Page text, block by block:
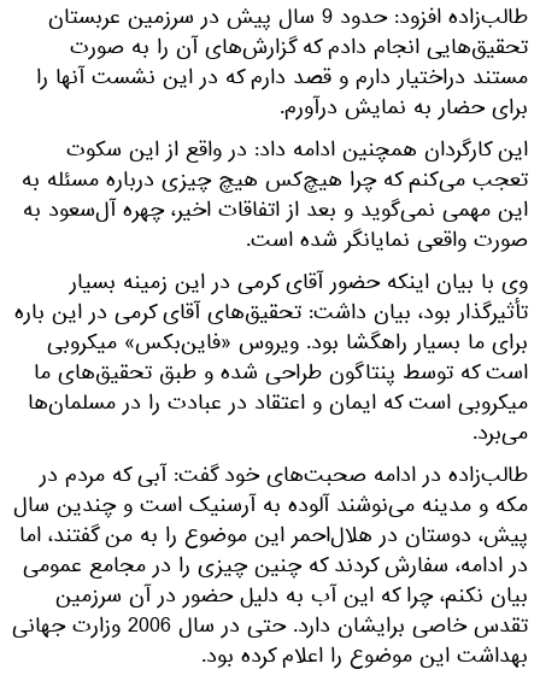
طالب‌زاده افزود: حدود 9 سال پیش در سرزمین عربستان
تحقیق‌هایی انجام دادم که گزارش‌های آن را به صورت
مستند دراختیار دارم و قصد دارم که در این نشست آنها را
برای حضار به نمایش درآورم.
این کارگردان همچنین ادامه داد: در واقع از این سکوت
تعجب می‌کنم که چرا هیچ‌کس هیچ چیزی درباره مسئله به
این مهمی نمی‌گوید و بعد از اتفاقات اخیر، چهره آل‌سعود به
صورت واقعی نمایانگر شده است.
وی با بیان اینکه حضور آقای کرمی در این زمینه بسیار
تأثیرگذار بود، بیان داشت: تحقیق‌های آقای کرمی در این باره
برای ما بسیار راهگشا بود. ویروس «فاین‌بکس» میکروبی
است که توسط پنتاگون طراحی شده و طبق تحقیق‌های ما
میکروبی است که ایمان و اعتقاد در عبادت را در مسلمان‌ها
می‌برد.
طالب‌زاده در ادامه صحبت‌های خود گفت: آبی که مردم در
مکه و مدینه می‌نوشند آلوده به آرسنیک است و چندین سال
پیش، دوستان در هلال‌احمر این موضوع را به من گفتند، اما
در ادامه، سفارش کردند که چنین چیزی را در مجامع عمومی
بیان نکنم، چرا که این آب به دلیل حضور در آن سرزمین
تقدس خاصی برایشان دارد. حتی در سال 2006 وزارت جهانی
بهداشت این موضوع را اعلام کرده بود.